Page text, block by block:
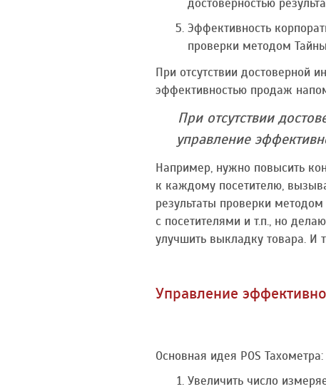
Эффективность
проверки методом
При отсутствии достоверной
эффективностью продаж
При отсутствии
управление
Например, нужно повысить
к каждому посетителю,
результаты проверки
с посетителями и т.п., но
улучшить выкладку товара.
Управление
Основная идея POS Тахометра:
Увеличить число